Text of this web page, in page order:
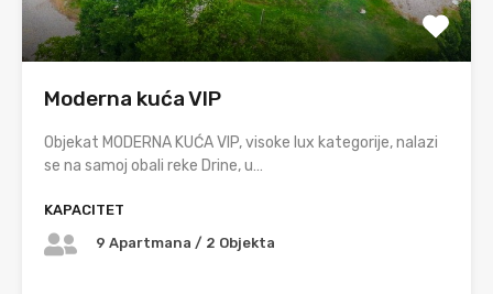
Moderna kuća VIP
Objekat MODERNA KUĆA VIP, visoke lux kategorije, nalazi
se na samoj obali reke Drine, u…
KAPACITET
9 Apartmana / 2 Objekta